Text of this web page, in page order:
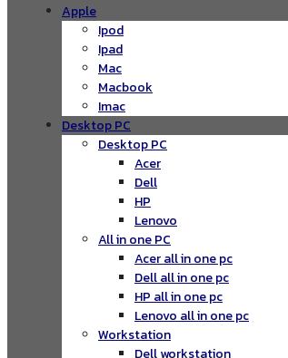
Apple
Ipod
Ipad
Mac
Macbook
Imac
Desktop PC
Desktop PC
Acer
Dell
HP
Lenovo
All in one PC
Acer all in one pc
Dell all in one pc
HP all in one pc
Lenovo all in one pc
Workstation
Dell workstation